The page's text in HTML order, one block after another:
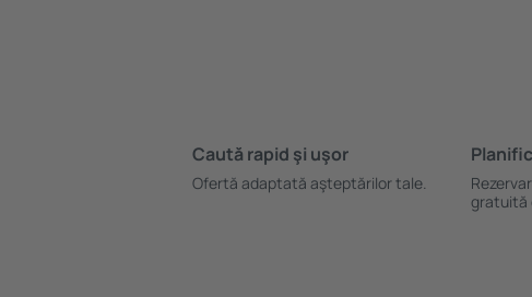
Caută rapid şi uşor
Ofertă adaptată aşteptărilor tale.
gratuită